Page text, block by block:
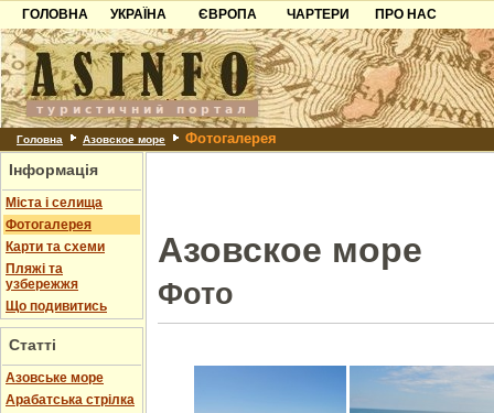
ГОЛОВНА
УКРАЇНА
Карпати
Азов
Причорноморря
Шацьк
ЄВРОПА
Чорногорія
Хорватія
Болгарія
Албанія
ЧАРТЕРИ
ПРО НАС
Контакти
Партнерам
Додати готель
Головна Азовское море Фотогалерея
Інформація
Міста і селища
Фотогалерея
Карти та схеми
Пляжі та
узбережжя
Що подивитись
Статті
Азовське море
Арабатська стрілка
Азовское море
Фото